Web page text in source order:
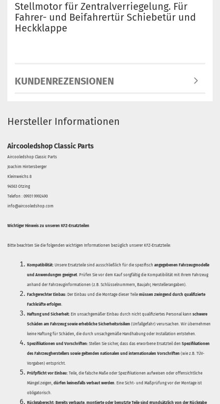
Stellmotor für Zentralverriegelung. Für
Fahrer- und Beifahrertür Schiebetür und
Heckklappe
KUNDENREZENSIONEN
Hersteller Informationen
Aircooledshop Classic Parts
Aircooledshop Classic Parts
Joachim Hintersberger
Kleinweichs 8
94563 Otzing
Telefon : 09931 9992490
info@aircooledshop.com
Wichtiger Hinweis zu unseren KFZ-Ersatzteilen
Bitte beachten Sie die folgenden wichtigen Informationen bezüglich unserer KFZ-Ersatzteile:
Kompatibilität: Unsere Ersatzteile sind ausschließlich für die spezifisch angegebenen Fahrzeugmodelle
und Anwendungen geeignet. Prüfen Sie vor dem Kauf sorgfältig die Kompatibilität mit Ihrem Fahrzeug
anhand der Fahrzeuginformationen (z.B. Schlüsselnummern, Baujahr, Herstellerangaben).
Fachgerechter Einbau: Der Einbau und die Montage dieser Teile müssen zwingend durch qualifizierte
Fachkräfte erfolgen.
Haftung und Sicherheit: Ein unsachgemäßer Einbau durch nicht qualifiziertes Personal kann schwere
Schäden am Fahrzeug sowie erhebliche Sicherheitsrisiken (Unfallgefahr) verursachen. Wir übernehmen
keine Haftung für Schäden, die durch unsachgemäße Handhabung oder Installation entstehen.
Spezifikationen und Vorschriften: Stellen Sie sicher, dass das erworbene Ersatzteil den Spezifikationen
des Fahrzeugherstellers sowie geltenden nationalen und internationalen Vorschriften (wie z.B. TÜV-
Vorgaben) entspricht.
Prüfpflicht vor Einbau: Teile, die falsche Maße oder Spezifikationen aufweisen oder offensichtliche
Mängel zeigen, dürfen keinesfalls verbaut werden. Eine Sicht- und Maßprüfung vor der Montage ist
obligatorisch.
Rückgaberecht: Bereits verbaute, montierte oder benutzte Teile sind grundsätzlich von der Rückgabe